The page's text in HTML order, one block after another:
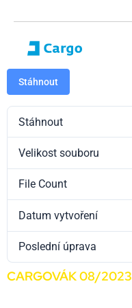
Stáhnout
Stáhnout
Velikost souboru
File Count
Datum vytvoření
Poslední úprava
CARGOVÁK 08/2023